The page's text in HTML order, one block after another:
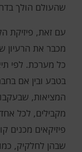
שהעולם הולך
עם זאת, פיזיקת
מכבר את הרעיון
כל מערכת. לפי
בטבע ובין אם
המציאות,
מקבילים, לכל
פיזיקאים מכנים
שבהן לחלקיק,